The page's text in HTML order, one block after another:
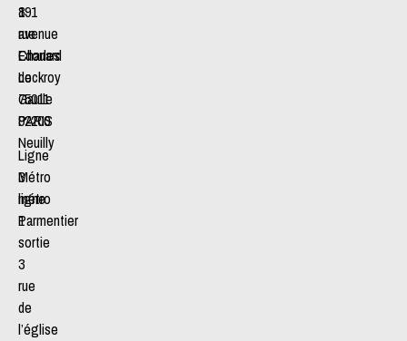
191
avenue
Charles
de
Gaulle
92200
Neuilly
Métro
ligne
1
sortie
3
rue
de
l’église
8
rue
Edouard
Lockroy
75011
PARIS
Ligne
3
métro
Parmentier